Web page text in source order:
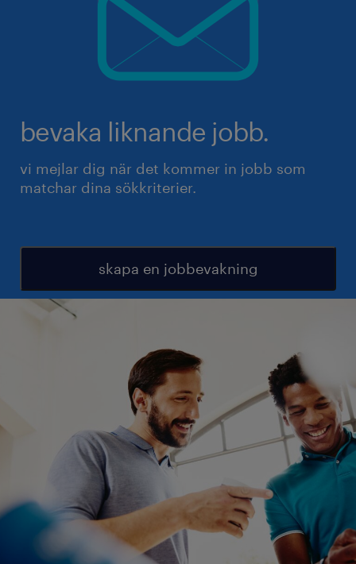
bevaka liknande jobb.
vi mejlar dig när det kommer in jobb som
matchar dina sökkriterier.
skapa en jobbevakning